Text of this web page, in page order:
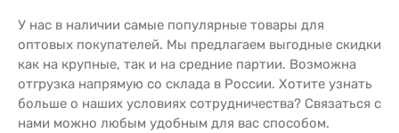
У нас в наличии самые популярные товары для
оптовых покупателей. Мы предлагаем выгодные скидки
как на крупные, так и на средние партии. Возможна
отгрузка напрямую со склада в России. Хотите узнать
больше о наших условиях сотрудничества? Связаться с
нами можно любым удобным для вас способом.